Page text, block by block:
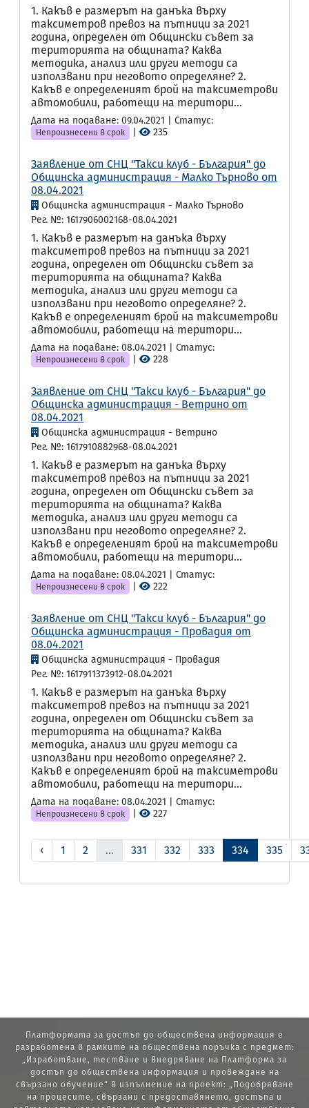
1. Какъв е размерът на данъка върху
таксиметров превоз на пътници за 2021
година, определен от Общински съвет за
територията на общината? Каква
методика, анализ или други методи са
използвани при неговото определяне? 2.
Какъв е определеният брой на таксиметрови
автомобили, работещи на територи...
Дата на подаване: 09.04.2021 | Статус:
Непроизнесени в срок 235
Заявление от СНЦ "Такси клуб - България" до
Общинска администрация - Малко Търново от
08.04.2021
Общинска администрация - Малко Търново
Рег. №: 1617906002168-08.04.2021
1. Какъв е размерът на данъка върху
таксиметров превоз на пътници за 2021
година, определен от Общински съвет за
територията на общината? Каква
методика, анализ или други методи са
използвани при неговото определяне? 2.
Какъв е определеният брой на таксиметрови
автомобили, работещи на територи...
Дата на подаване: 08.04.2021 | Статус:
Непроизнесени в срок 228
Заявление от СНЦ "Такси клуб - България" до
Общинска администрация - Ветрино от
08.04.2021
Общинска администрация - Ветрино
Рег. №: 1617910882968-08.04.2021
1. Какъв е размерът на данъка върху
таксиметров превоз на пътници за 2021
година, определен от Общински съвет за
територията на общината? Каква
методика, анализ или други методи са
използвани при неговото определяне? 2.
Какъв е определеният брой на таксиметрови
автомобили, работещи на територи...
Дата на подаване: 08.04.2021 | Статус:
Непроизнесени в срок 222
Заявление от СНЦ "Такси клуб - България" до
Общинска администрация - Провадия от
08.04.2021
Общинска администрация - Провадия
Рег. №: 1617911373912-08.04.2021
1. Какъв е размерът на данъка върху
таксиметров превоз на пътници за 2021
година, определен от Общински съвет за
територията на общината? Каква
методика, анализ или други методи са
използвани при неговото определяне? 2.
Какъв е определеният брой на таксиметрови
автомобили, работещи на територи...
Дата на подаване: 08.04.2021 | Статус:
Непроизнесени в срок 227
‹ 1 2 ... 331 332 333 334 335
Платформата за достъп до обществена информация е
разработена в рамките на обществена поръчка с предмет:
„Изработване, тестване и внедряване на Платформа за
достъп до обществена информация и провеждане на
свързано обучение“ в изпълнение на проект: „Подобряване
на процесите, свързани с предоставянето, достъпа и